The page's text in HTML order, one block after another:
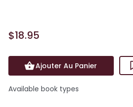
$18.95
Ajouter Au Panier
Available book types